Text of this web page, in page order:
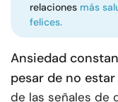
relaciones más
felices.
Ansiedad
pesar de no
de las señales de